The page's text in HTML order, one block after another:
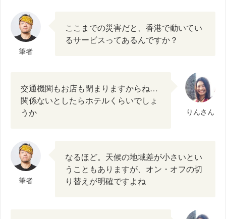
筆者
ここまでの災害だと、香港で動いてい
るサービスってあるんですか？
りんさん
交通機関もお店も閉まりますからね…
関係ないとしたらホテルくらいでしょ
うか
筆者
なるほど。天候の地域差が小さいとい
うこともありますが、オン・オフの切
り替えが明確ですよね